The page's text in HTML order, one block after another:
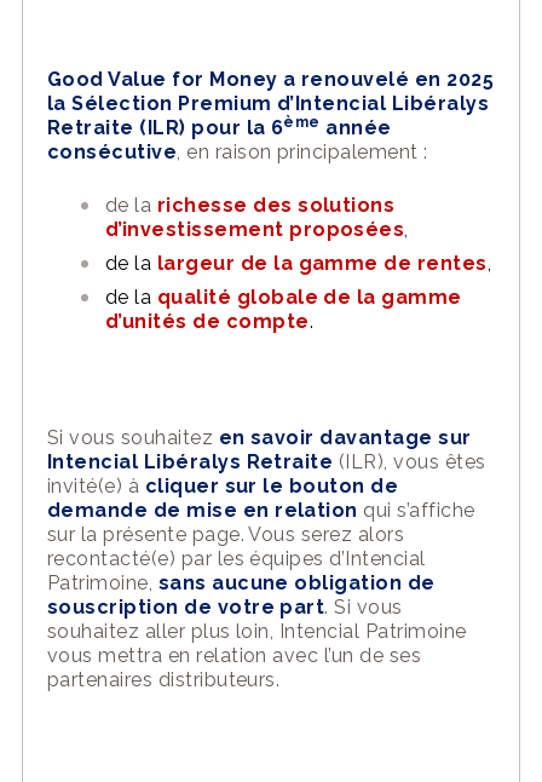
Good Value for Money a renouvelé en 2025
la Sélection Premium d’Intencial Libéralys
Retraite (ILR) pour la 6ème année
consécutive , en raison principalement :
de la richesse des solutions
d’investissement proposées
de la largeur de la gamme de rentes
de la qualité globale de la gamme
d’unités de compte.
Si vous souhaitez en savoir davantage sur
Intencial Libéralys Retraite (ILR), vous êtes
invité(e) à cliquer sur le bouton de
demande de mise en relation qui s’affiche
sur la présente page. Vous serez alors
recontacté(e) par les équipes d’Intencial
Patrimoine, sans aucune obligation de
souscription de votre part. Si vous
souhaitez aller plus loin, Intencial Patrimoine
vous mettra en relation avec l’un de ses
partenaires distributeurs.